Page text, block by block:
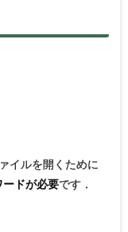
イルを開くために
ードが必要です．